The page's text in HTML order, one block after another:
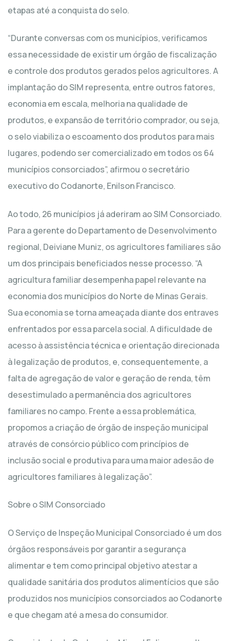
etapas até a conquista do selo.
“Durante conversas com os municípios, verificamos
essa necessidade de existir um órgão de fiscalização
e controle dos produtos gerados pelos agricultores. A
implantação do SIM representa, entre outros fatores,
economia em escala, melhoria na qualidade de
produtos, e expansão de território comprador, ou seja,
o selo viabiliza o escoamento dos produtos para mais
lugares, podendo ser comercializado em todos os 64
municípios consorciados”, afirmou o secretário
executivo do Codanorte, Enilson Francisco.
Ao todo, 26 municípios já aderiram ao SIM Consorciado.
Para a gerente do Departamento de Desenvolvimento
regional, Deiviane Muniz, os agricultores familiares são
um dos principais beneficiados nesse processo. “A
agricultura familiar desempenha papel relevante na
economia dos municípios do Norte de Minas Gerais.
Sua economia se torna ameaçada diante dos entraves
enfrentados por essa parcela social. A dificuldade de
acesso à assistência técnica e orientação direcionada
à legalização de produtos, e, consequentemente, a
falta de agregação de valor e geração de renda, têm
desestimulado a permanência dos agricultores
familiares no campo. Frente a essa problemática,
propomos a criação de órgão de inspeção municipal
através de consórcio público com princípios de
inclusão social e produtiva para uma maior adesão de
agricultores familiares à legalização”.
Sobre o SIM Consorciado
O Serviço de Inspeção Municipal Consorciado é um dos
órgãos responsáveis por garantir a segurança
alimentar e tem como principal objetivo atestar a
qualidade sanitária dos produtos alimentícios que são
produzidos nos municípios consorciados ao Codanorte
e que chegam até a mesa do consumidor.